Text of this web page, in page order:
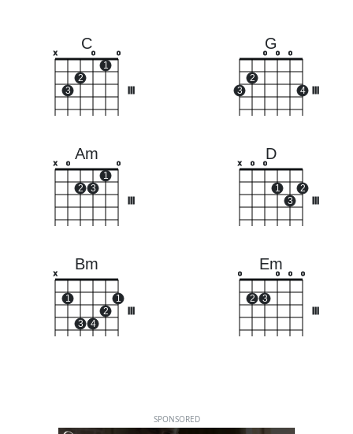
C
x
3
2
o
1
o
G
3
2
o o o
4
Am
x o
2 3
1
o
D
x o o
1
3
2
Bm
x
1
3 4
2
1
Em
o
2 3
o o o
SPONSORED